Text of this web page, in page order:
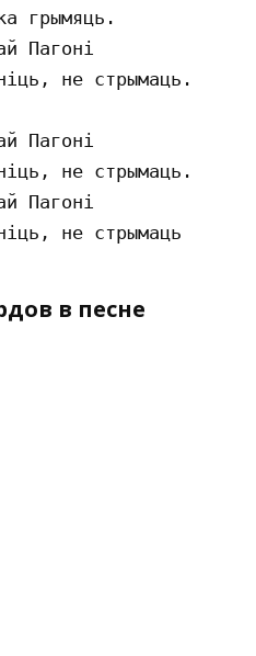
грымяць.
Пагонi
не стрымаць.
Пагонi
не стрымаць.
Пагонi
в песне